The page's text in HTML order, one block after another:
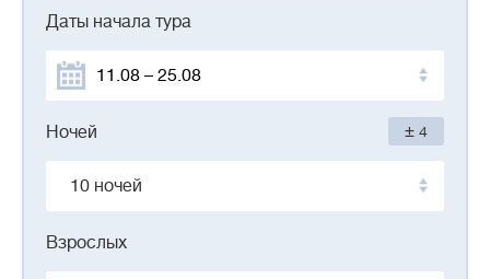
Даты начала тура
Ночей ± 4
10 ночей
Взрослых